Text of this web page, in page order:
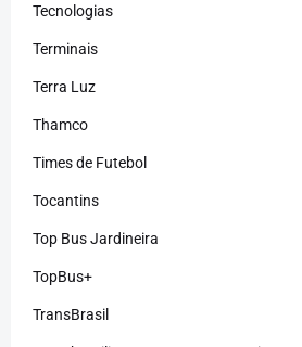
Tecnologias
Terminais
Terra Luz
Thamco
Times de Futebol
Tocantins
Top Bus Jardineira
TopBus+
TransBrasil